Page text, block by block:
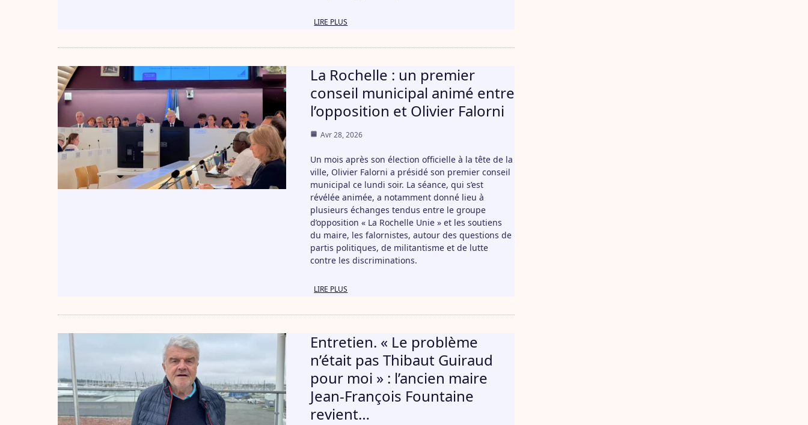
LIRE PLUS
La Rochelle : un premier
conseil municipal animé entre
l’opposition et Olivier Falorni
Avr 28, 2026
Un mois après son élection officielle à la tête de la
ville, Olivier Falorni a présidé son premier conseil
municipal ce lundi soir. La séance, qui s’est
révélée animée, a notamment donné lieu à
plusieurs échanges tendus entre le groupe
d’opposition « La Rochelle Unie » et les soutiens
du maire, les falornistes, autour des questions de
partis politiques, de militantisme et de lutte
contre les discriminations.
LIRE PLUS
Entretien. « Le problème
n’était pas Thibaut Guiraud
pour moi » : l’ancien maire
Jean-François Fountaine
revient…